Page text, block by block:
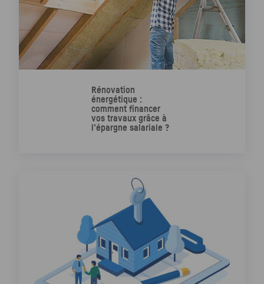
Rénovation
énergétique :
comment financer
vos travaux grâce à
l’épargne salariale ?